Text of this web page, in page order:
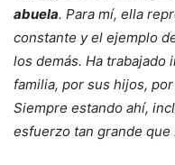
abuela. Para mí, ella
constante y el ejemplo
los demás. Ha trabajado
familia, por sus hijos,
Siempre estando ahí,
esfuerzo tan grande que